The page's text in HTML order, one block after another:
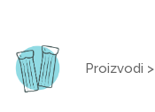
Proizvodi >